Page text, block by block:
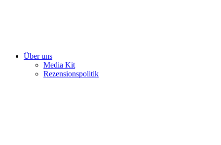
Über uns
Media Kit
Rezensionspolitik